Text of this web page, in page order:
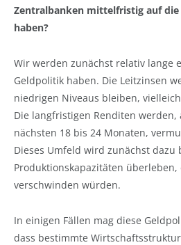
Zentralbanken mittelfristig auf
haben?
Wir werden zunächst relativ lange
Geldpolitik haben. Die Leitzinsen
niedrigen Niveaus bleiben,
Die langfristigen Renditen werden,
nächsten 18 bis 24 Monaten,
Dieses Umfeld wird zunächst dazu
Produktionskapazitäten überleben,
verschwinden würden.
In einigen Fällen mag diese
dass bestimmte